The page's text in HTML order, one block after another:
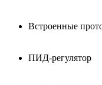
Встроенные
ПИД-регулятор